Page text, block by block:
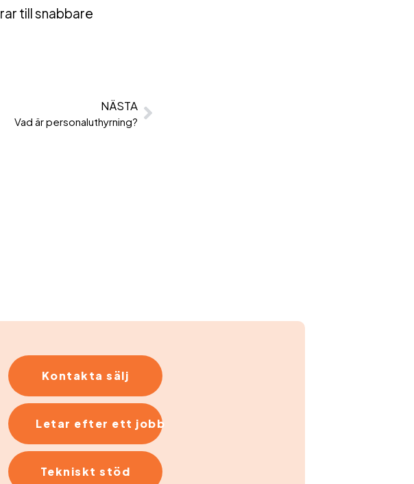
till snabbare
NÄSTA
Vad är personaluthyrning?
Kontakta sälj
Letar efter ett jobb
Tekniskt stöd